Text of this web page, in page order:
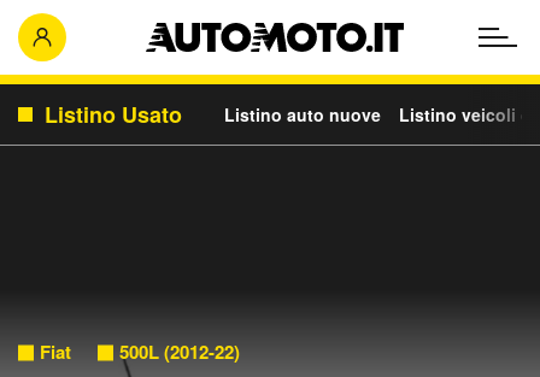
Listino Usato Listino auto nuove Listino veicoli
Fiat 500L (2012-22)